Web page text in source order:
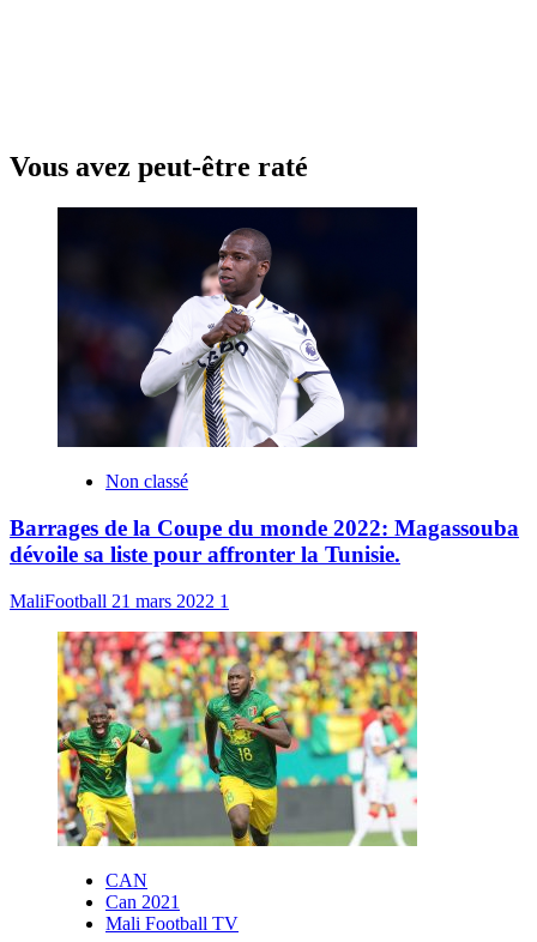
Vous avez peut-être raté
Non classé
Barrages de la Coupe du monde 2022: Magassouba
dévoile sa liste pour affronter la Tunisie.
MaliFootball 21 mars 2022 1
CAN
Can 2021
Mali Football TV